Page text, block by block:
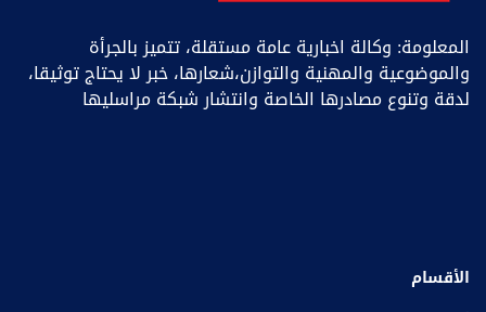
المعلومة: وكالة اخبارية عامة مستقلة، تتميز بالجرأة
والموضوعية والمهنية والتوازن،شعارها، خبر ﻻ يحتاج توثيقا،
لدقة وتنوع مصادرها الخاصة وانتشار شبكة مراسليها
الأقسام